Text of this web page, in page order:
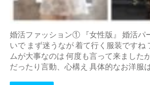
婚活ファッション① 『女性版』 婚活パ
いで まず迷うなが 着て行く服装ですね
ムが大事なのは 何度も言って来ました
だったり言動、心構え 具体的なお洋服